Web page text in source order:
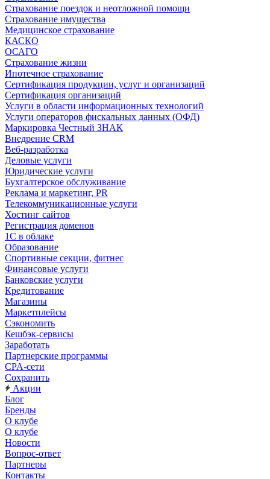
Страхование поездок и неотложной помощи
Страхование имущества
Медицинское страхование
КАСКО
ОСАГО
Страхование жизни
Ипотечное страхование
Сертификация продукции, услуг и организаций
Сертификация организаций
Услуги в области информационных технологий
Услуги операторов фискальных данных (ОФД)
Маркировка Честный ЗНАК
Внедрение CRM
Веб-разработка
Деловые услуги
Юридические услуги
Бухгалтерское обслуживание
Реклама и маркетинг, PR
Телекоммуникационные услуги
Хостинг сайтов
Регистрация доменов
1С в облаке
Образование
Спортивные секции, фитнес
Финансовые услуги
Банковские услуги
Кредитование
Магазины
Маркетплейсы
Сэкономить
Кешбэк-сервисы
Заработать
Партнерские программы
CPA-сети
Сохранить
Акции
Блог
Бренды
О клубе
О клубе
Новости
Вопрос-ответ
Партнеры
Контакты